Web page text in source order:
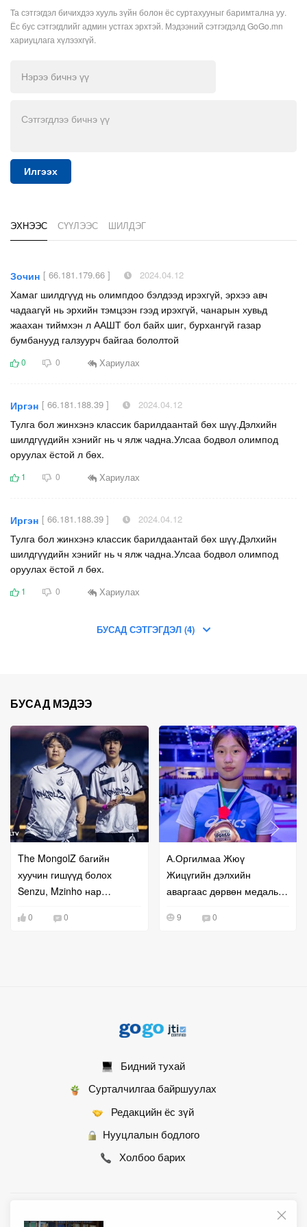
Та сэтгэгдэл бичихдээ хууль зүйн болон ёс суртахууныг баримтална уу.
Ёс бус сэтгэгдлийг админ устгах эрхтэй. Мэдээний сэтгэгдэлд GoGo.mn
хариуцлага хүлээхгүй.
Илгээх
ЭХНЭЭС СҮҮЛЭЭС ШИЛДЭГ
Зочин [ 66.181.179.66 ] 2024.04.12
Хамаг шилдгүүд нь олимпдоо бэлдээд ирэхгүй, эрхээ авч
чадаагүй нь эрхийн тэмцээн гээд ирэхгүй, чанарын хувьд
жаахан тиймхэн л ААШТ бол байх шиг, бурхангүй газар
бумбанууд галзуурч байгаа бололтой
0 0 Хариулах
Иргэн [ 66.181.188.39 ] 2024.04.12
Тулга бол жинхэнэ классик барилдаантай бөх шүү.Дэлхийн
шилдгүүдийн хэнийг нь ч ялж чадна.Улсаа бодвол олимпод
оруулах ёстой л бөх.
1 0 Хариулах
Иргэн [ 66.181.188.39 ] 2024.04.12
Тулга бол жинхэнэ классик барилдаантай бөх шүү.Дэлхийн
шилдгүүдийн хэнийг нь ч ялж чадна.Улсаа бодвол олимпод
оруулах ёстой л бөх.
1 0 Хариулах
БУСАД СЭТГЭГДЭЛ (4)
БУСАД МЭДЭЭ
The MongolZ багийн
хуучин гишүүд болох
Senzu, Mzinho нар
0 0
А.Оргилмаа Жюү
Жицүгийн дэлхийн
аваргаас дөрвөн медаль
9 0
Бидний тухай
Сурталчилгаа байршуулах
Редакцийн ёс зүй
Нууцлалын бодлого
Холбоо барих
© 2007 - 2026 Монгол Контент ХХК • Бүх эрх хуулиар хамгаалагдсан